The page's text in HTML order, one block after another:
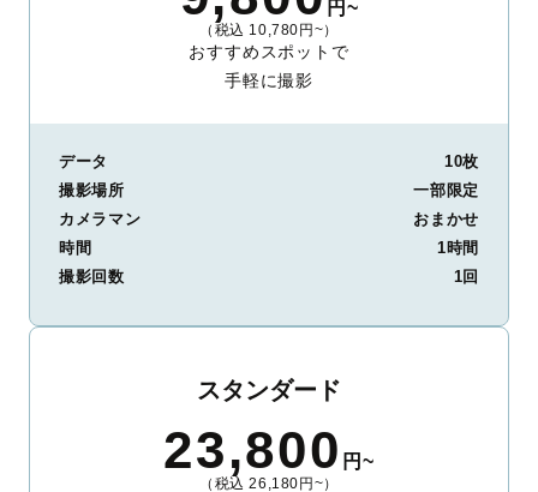
円~
（税込 10,780円~）
おすすめスポットで
手軽に撮影
データ
10枚
撮影場所
一部限定
カメラマン
おまかせ
時間
1時間
撮影回数
1回
スタンダード
23,800 円~
（税込 26,180円~）